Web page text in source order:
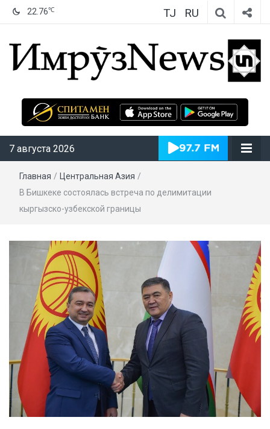
22.76℃ TJ RU
ИмрӯзNews
7 августа 2026
Главная / Центральная Азия /
В Бишкеке состоялась встреча по делимитации
кыргызско-узбекской границы